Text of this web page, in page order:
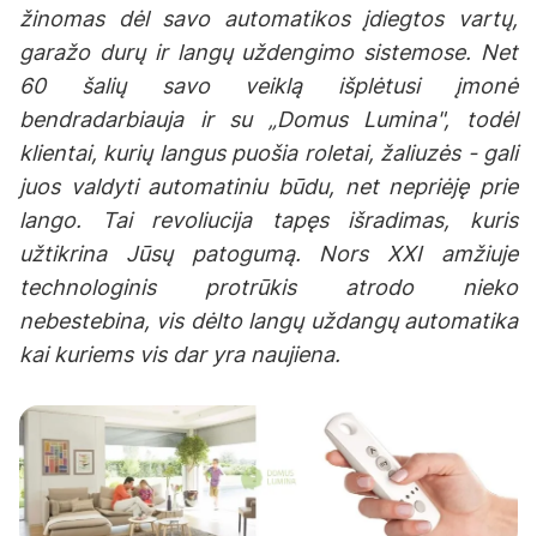
žinomas dėl savo automatikos įdiegtos vartų,
garažo durų ir langų uždengimo sistemose. Net
60 šalių savo veiklą išplėtusi įmonė
bendradarbiauja ir su „Domus Lumina", todėl
klientai, kurių langus puošia roletai, žaliuzės - gali
juos valdyti automatiniu būdu, net nepriėję prie
lango. Tai revoliucija tapęs išradimas, kuris
užtikrina Jūsų patogumą. Nors XXI amžiuje
technologinis protrūkis atrodo nieko
nebestebina, vis dėlto langų uždangų automatika
kai kuriems vis dar yra naujiena.